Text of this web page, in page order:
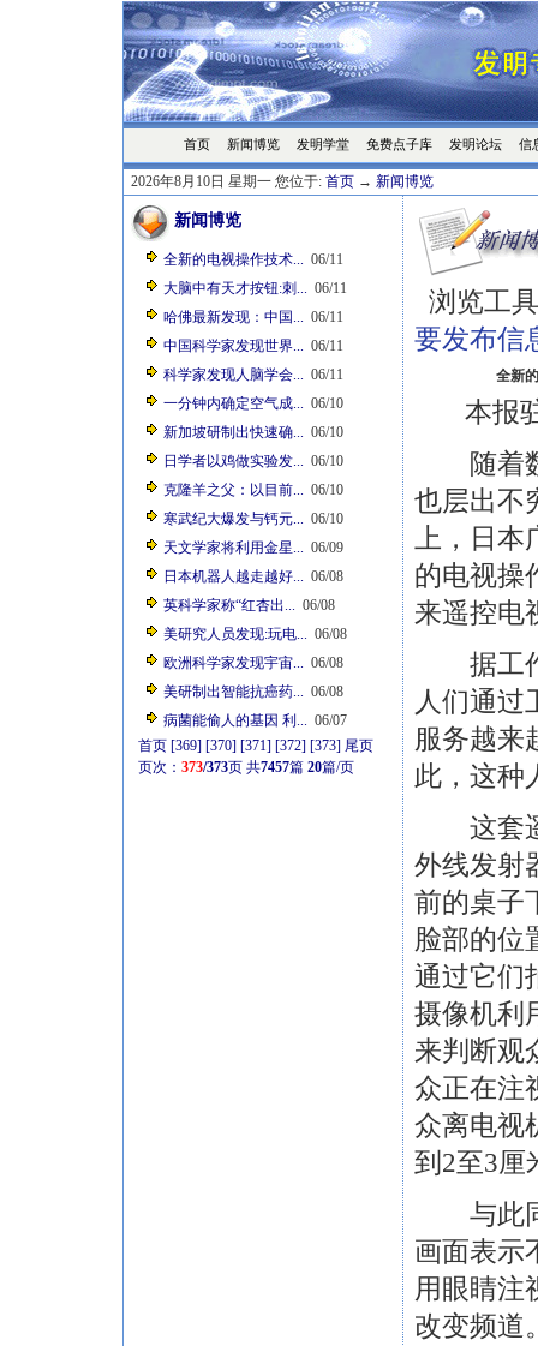
首页 新闻博览 发明学堂 免费点子库 发明论坛 信
2026年8月10日 星期一 您位于: 首页 → 新闻博览
新闻博览
全新的电视操作技术... 06/11
大脑中有天才按钮:刺... 06/11
哈佛最新发现：中国... 06/11
中国科学家发现世界... 06/11
科学家发现人脑学会... 06/11
一分钟内确定空气成... 06/10
新加坡研制出快速确... 06/10
日学者以鸡做实验发... 06/10
克隆羊之父：以目前... 06/10
寒武纪大爆发与钙元... 06/10
天文学家将利用金星... 06/09
日本机器人越走越好... 06/08
英科学家称“红杏出... 06/08
美研究人员发现:玩电... 06/08
欧洲科学家发现宇宙... 06/08
美研制出智能抗癌药... 06/08
病菌能偷人的基因 利... 06/07
首页 [369] [370] [371] [372] [373] 尾页
页次： 373/373页 共7457篇 20篇/页
浏览工
要发布信
全新
本报驻
随着数
也层出不
上，日
的电视操
来遥控电
据工作
人们通过
服务越来
此，这种
这套遥
外线发射
前的桌子
脸部的位
通过它们
摄像机利
来判断观
众正在注
众离电视
到2至3厘
与此同
画面表示
用眼睛注
改变频道